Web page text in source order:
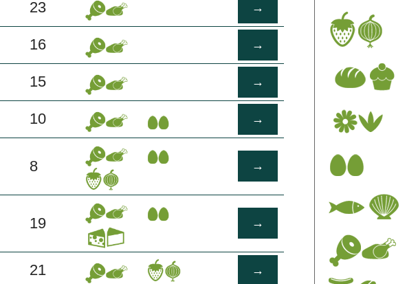
23 →
16 →
15 →
10 →
8 →
19 →
21 →